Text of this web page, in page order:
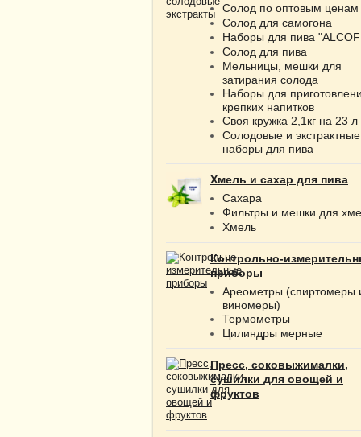
Солод по оптовым ценам
Солод для самогона
Наборы для пива
Солод для пива
Мельницы, мешки для
затирания солода
Наборы для
крепких напитков
Своя кружка 2,1кг на 23 л
Солодовые и экстрактные
наборы для пива
Хмель и сахар для пива
Сахара
Фильтры и мешки для
Хмель
Контрольно-
приборы
Ареометры (спиртомеры
виномеры)
Термометры
Цилиндры мерные
Пресс, соковыжималки,
сушилки для овощей и
фруктов